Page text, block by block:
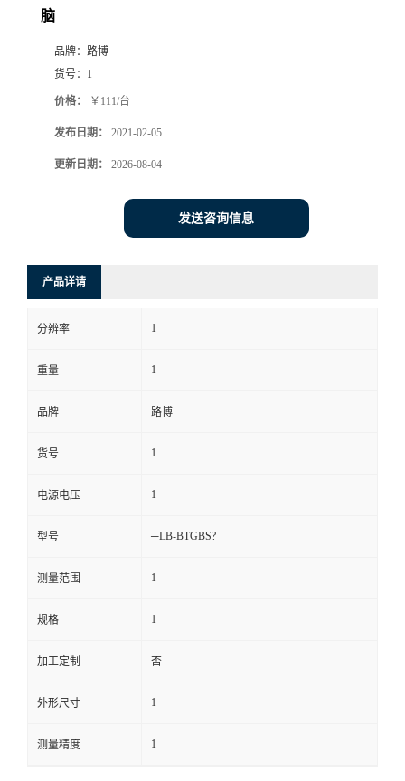
系
线
留
言
脑
品牌： 路博
货号： 1
价格： ￥111/台
发布日期： 2021-02-05
更新日期： 2026-08-04
发送咨询信息
产品详请
分辨率 1
重量 1
品牌 路博
货号 1
电源电压 1
型号 ─LB-BTGBS?
测量范围 1
规格 1
加工定制 否
外形尺寸 1
测量精度 1